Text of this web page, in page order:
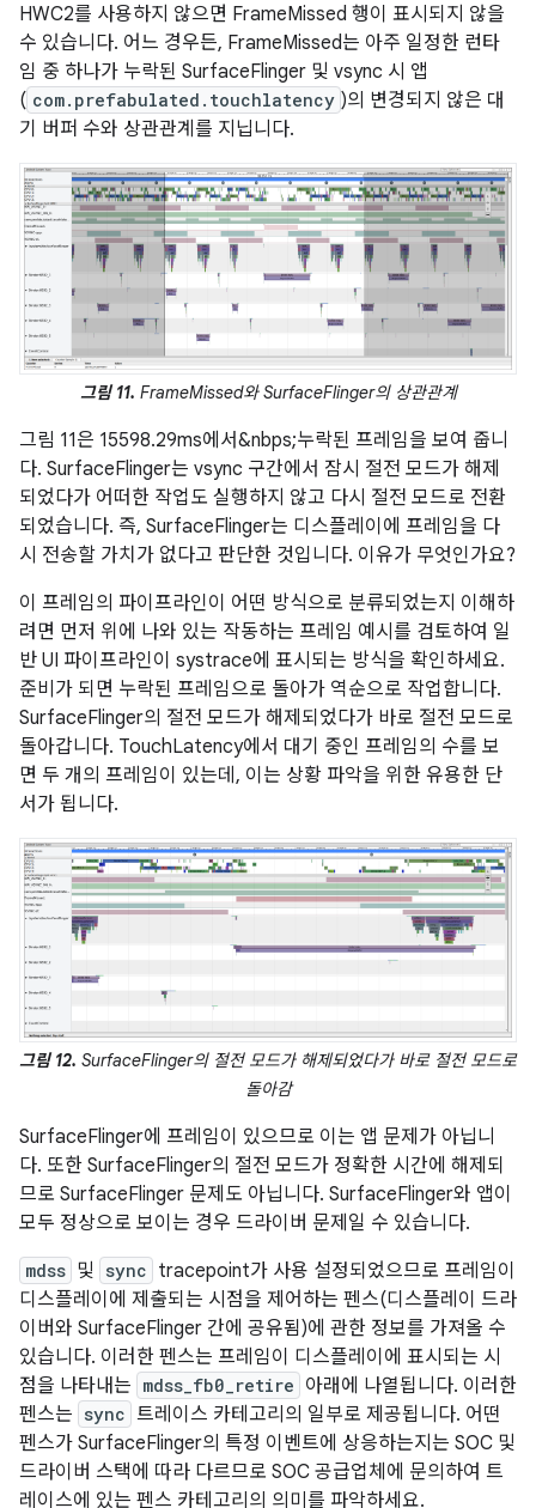
HWC2를 사용하지 않으면 FrameMissed 행이 표시되지 않을
수 있습니다. 어느 경우든, FrameMissed는 아주 일정한 런타
임 중 하나가 누락된 SurfaceFlinger 및 vsync 시 앱
( com.prefabulated.touchlatency )의 변경되지 않은 대
기 버퍼 수와 상관관계를 지닙니다.
그림 11. FrameMissed와 SurfaceFlinger의 상관관계
그림 11은 15598.29ms에서&nbps;누락된 프레임을 보여 줍니
다. SurfaceFlinger는 vsync 구간에서 잠시 절전 모드가 해제
되었다가 어떠한 작업도 실행하지 않고 다시 절전 모드로 전환
되었습니다. 즉, SurfaceFlinger는 디스플레이에 프레임을 다
시 전송할 가치가 없다고 판단한 것입니다. 이유가 무엇인가요?
이 프레임의 파이프라인이 어떤 방식으로 분류되었는지 이해하
려면 먼저 위에 나와 있는 작동하는 프레임 예시를 검토하여 일
반 UI 파이프라인이 systrace에 표시되는 방식을 확인하세요.
준비가 되면 누락된 프레임으로 돌아가 역순으로 작업합니다.
SurfaceFlinger의 절전 모드가 해제되었다가 바로 절전 모드로
돌아갑니다. TouchLatency에서 대기 중인 프레임의 수를 보
면 두 개의 프레임이 있는데, 이는 상황 파악을 위한 유용한 단
서가 됩니다.
그림 12. SurfaceFlinger의 절전 모드가 해제되었다가 바로 절전 모드로
돌아감
SurfaceFlinger에 프레임이 있으므로 이는 앱 문제가 아닙니
다. 또한 SurfaceFlinger의 절전 모드가 정확한 시간에 해제되
므로 SurfaceFlinger 문제도 아닙니다. SurfaceFlinger와 앱이
모두 정상으로 보이는 경우 드라이버 문제일 수 있습니다.
mdss 및 sync tracepoint가 사용 설정되었으므로 프레임이
디스플레이에 제출되는 시점을 제어하는 펜스(디스플레이 드라
이버와 SurfaceFlinger 간에 공유됨)에 관한 정보를 가져올 수
있습니다. 이러한 펜스는 프레임이 디스플레이에 표시되는 시
점을 나타내는 mdss_fb0_retire 아래에 나열됩니다. 이러한
펜스는 sync 트레이스 카테고리의 일부로 제공됩니다. 어떤
펜스가 SurfaceFlinger의 특정 이벤트에 상응하는지는 SOC 및
드라이버 스택에 따라 다르므로 SOC 공급업체에 문의하여 트
레이스에 있는 펜스 카테고리의 의미를 파악하세요.